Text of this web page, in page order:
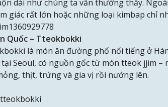
dài như chúng ta vẫn thường thấy.
giác rất lớn hoặc những loại kimbap chỉ
Quốc – Tteokbokki
là món ăn đường phố nổi tiếng ở
Seoul, có nguồn gốc từ món tteok jjim –
thịt, trứng và gia vị rồi nướng lên.